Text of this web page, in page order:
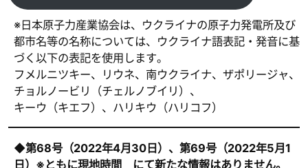
※日本原子力産業協会は、ウクライナの原子力発電所及び
都市名等の名称については、ウクライナ語表記・発音に基
づく以下の表記を使用します。
フメルニツキー、リウネ、南ウクライナ、ザポリージャ、
チョルノービリ（チェルノブイリ）、
キーウ（キエフ）、ハリキウ（ハリコフ）
◆第68号（2022年4月30日）、第69号（2022年5月1
日）※ともに現地時間 にて新たな情報はありません。